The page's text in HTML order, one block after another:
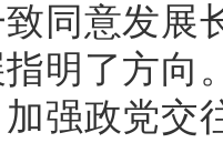
同意发展
明了方向
强政党交